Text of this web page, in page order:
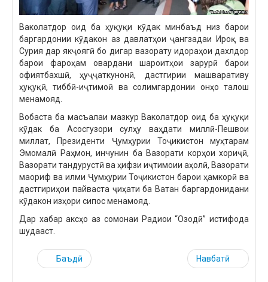
Ваколатдор оид ба ҳуқуқи кӯдак минбаъд низ барои
баргардонии кӯдакон аз давлатҳои ҷангзадаи Ироқ ва
Сурия дар якҷоягӣ бо дигар вазорату идораҳои дахлдор
барои фароҳам овардани шароитҳои зарурӣ барои
офиятбахшӣ, ҳуҷҷаткунонӣ, дастгирии машваративу
ҳуқуқӣ, тиббӣ-иҷтимоӣ ва солимгардонии онҳо талош
менамояд.
Вобаста ба масъалаи мазкур Ваколатдор оид ба ҳуқуқи
кӯдак ба Асосгузори сулҳу ваҳдати миллӣ-Пешвои
миллат, Президенти Ҷумҳурии Тоҷикистон муҳтарам
Эмомалӣ Раҳмон, инчунин ба Вазорати корҳои хориҷӣ,
Вазорати тандурустӣ ва ҳифзи иҷтимоии аҳолӣ, Вазорати
маориф ва илми Ҷумҳурии Тоҷикистон барои ҳамкорӣ ва
дастгириҳои пайваста ҷиҳати ба Ватан баргардонидани
кӯдакон изҳори сипос менамояд.
Дар хабар аксҳо аз сомонаи Радиои “Озодӣ” истифода
шудааст.
Баъдӣ Навбатӣ